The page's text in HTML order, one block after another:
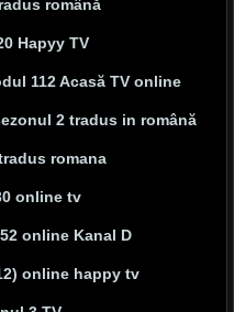
română
Hapyy TV
112 Acasă TV online
2 tradus in română
romana
online tv
online Kanal D
online happy tv